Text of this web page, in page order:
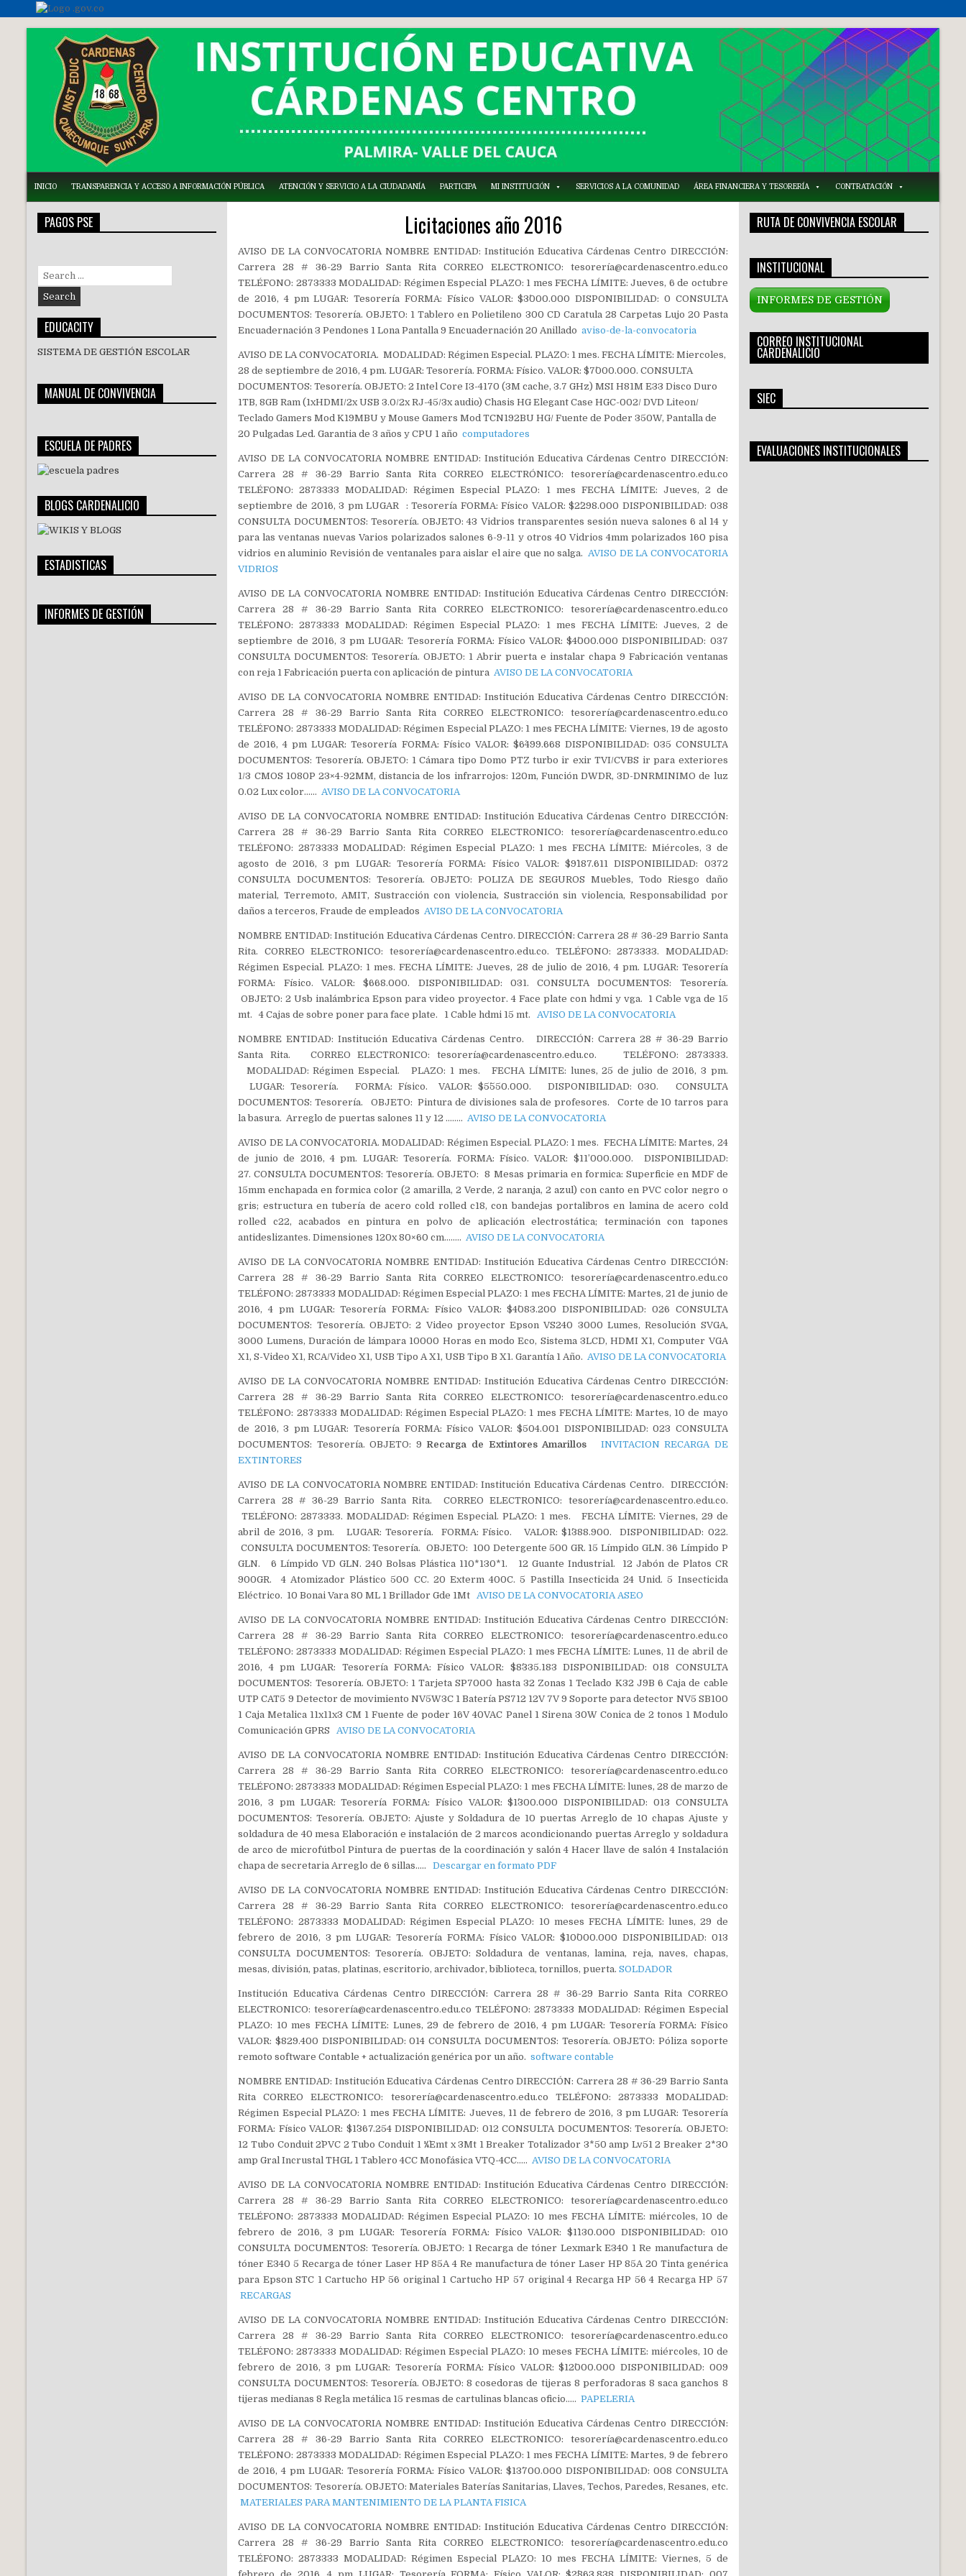
INICIO TRANSPARENCIA Y ACCESO A INFORMACIÓN PÚBLICA ATENCIÓN Y SERVICIO A LA CIUDADANÍA PARTICIPA MI INSTITUCIÓN SERVICIOS A LA COMUNIDAD ÁREA FINANCIERA Y TESORERÍA CONTRATACIÓN
Licitaciones año 2016
AVISO DE LA CONVOCATORIA NOMBRE ENTIDAD: Institución Educativa Cárdenas Centro DIRECCIÓN:
Carrera 28 # 36-29 Barrio Santa Rita CORREO ELECTRONICO: tesorería@cardenascentro.edu.co
TELÉFONO: 2873333 MODALIDAD: Régimen Especial PLAZO: 1 mes FECHA LÍMITE: Jueves, 6 de octubre
de 2016, 4 pm LUGAR: Tesorería FORMA: Físico VALOR: $3´000.000 DISPONIBILIDAD: 0 CONSULTA
DOCUMENTOS: Tesorería. OBJETO: 1 Tablero en Polietileno 300 CD Caratula 28 Carpetas Lujo 20 Pasta
Encuadernación 3 Pendones 1 Lona Pantalla 9 Encuadernación 20 Anilladoaviso-de-la-convocatoria
AVISO DE LA CONVOCATORIA. MODALIDAD: Régimen Especial. PLAZO: 1 mes. FECHA LÍMITE: Miercoles,
28 de septiembre de 2016, 4 pm. LUGAR: Tesorería. FORMA: Físico. VALOR: $7´000.000. CONSULTA
DOCUMENTOS: Tesorería. OBJETO: 2 Intel Core I3-4170 (3M cache, 3.7 GHz) MSI H81M E33 Disco Duro
1TB, 8GB Ram (1xHDMI/2x USB 3.0/2x RJ-45/3x audio) Chasis HG Elegant Case HGC-002/ DVD Liteon/
Teclado Gamers Mod K19MBU y Mouse Gamers Mod TCN192BU HG/ Fuente de Poder 350W, Pantalla de
20 Pulgadas Led. Garantia de 3 años y CPU 1 añocomputadores
AVISO DE LA CONVOCATORIA NOMBRE ENTIDAD: Institución Educativa Cárdenas Centro DIRECCIÓN:
Carrera 28 # 36-29 Barrio Santa Rita CORREO ELECTRÓNICO: tesorería@cardenascentro.edu.co
TELÉFONO: 2873333 MODALIDAD: Régimen Especial PLAZO: 1 mes FECHA LÍMITE: Jueves, 2 de
septiembre de 2016, 3 pm LUGAR : Tesorería FORMA: Físico VALOR: $2´298.000 DISPONIBILIDAD: 038
CONSULTA DOCUMENTOS: Tesorería. OBJETO: 43 Vidrios transparentes sesión nueva salones 6 al 14 y
para las ventanas nuevas Varios polarizados salones 6-9-11 y otros 40 Vidrios 4mm polarizados 160 pisa
vidrios en aluminio Revisión de ventanales para aislar el aire que no salga.AVISO DE LA CONVOCATORIA
VIDRIOS
AVISO DE LA CONVOCATORIA NOMBRE ENTIDAD: Institución Educativa Cárdenas Centro DIRECCIÓN:
Carrera 28 # 36-29 Barrio Santa Rita CORREO ELECTRONICO: tesorería@cardenascentro.edu.co
TELÉFONO: 2873333 MODALIDAD: Régimen Especial PLAZO: 1 mes FECHA LÍMITE: Jueves, 2 de
septiembre de 2016, 3 pm LUGAR: Tesorería FORMA: Físico VALOR: $4´000.000 DISPONIBILIDAD: 037
CONSULTA DOCUMENTOS: Tesorería. OBJETO: 1 Abrir puerta e instalar chapa 9 Fabricación ventanas
con reja 1 Fabricación puerta con aplicación de pinturaAVISO DE LA CONVOCATORIA
AVISO DE LA CONVOCATORIA NOMBRE ENTIDAD: Institución Educativa Cárdenas Centro DIRECCIÓN:
Carrera 28 # 36-29 Barrio Santa Rita CORREO ELECTRONICO: tesorería@cardenascentro.edu.co
TELÉFONO: 2873333 MODALIDAD: Régimen Especial PLAZO: 1 mes FECHA LÍMITE: Viernes, 19 de agosto
de 2016, 4 pm LUGAR: Tesorería FORMA: Físico VALOR: $6´499.668 DISPONIBILIDAD: 035 CONSULTA
DOCUMENTOS: Tesorería. OBJETO: 1 Cámara tipo Domo PTZ turbo ir exir TVI/CVBS ir para exteriores
1/3 CMOS 1080P 23×4-92MM, distancia de los infrarrojos: 120m, Función DWDR, 3D-DNRMINIMO de luz
0.02 Lux color……AVISO DE LA CONVOCATORIA
AVISO DE LA CONVOCATORIA NOMBRE ENTIDAD: Institución Educativa Cárdenas Centro DIRECCIÓN:
Carrera 28 # 36-29 Barrio Santa Rita CORREO ELECTRONICO: tesorería@cardenascentro.edu.co
TELÉFONO: 2873333 MODALIDAD: Régimen Especial PLAZO: 1 mes FECHA LÍMITE: Miércoles, 3 de
agosto de 2016, 3 pm LUGAR: Tesorería FORMA: Físico VALOR: $9´187.611 DISPONIBILIDAD: 0372
CONSULTA DOCUMENTOS: Tesorería. OBJETO: POLIZA DE SEGUROS Muebles, Todo Riesgo daño
material, Terremoto, AMIT, Sustracción con violencia, Sustracción sin violencia, Responsabilidad por
daños a terceros, Fraude de empleadosAVISO DE LA CONVOCATORIA
NOMBRE ENTIDAD: Institución Educativa Cárdenas Centro. DIRECCIÓN: Carrera 28 # 36-29 Barrio Santa
Rita. CORREO ELECTRONICO: tesorería@cardenascentro.edu.co. TELÉFONO: 2873333. MODALIDAD:
Régimen Especial. PLAZO: 1 mes. FECHA LÍMITE: Jueves, 28 de julio de 2016, 4 pm. LUGAR: Tesorería
FORMA: Físico. VALOR: $668.000. DISPONIBILIDAD: 031. CONSULTA DOCUMENTOS: Tesorería.
OBJETO: 2 Usb inalámbrica Epson para video proyector. 4 Face plate con hdmi y vga. 1 Cable vga de 15
mt. 4 Cajas de sobre poner para face plate. 1 Cable hdmi 15 mt.AVISO DE LA CONVOCATORIA
NOMBRE ENTIDAD: Institución Educativa Cárdenas Centro. DIRECCIÓN: Carrera 28 # 36-29 Barrio
Santa Rita. CORREO ELECTRONICO: tesorería@cardenascentro.edu.co. TELÉFONO: 2873333.
MODALIDAD: Régimen Especial. PLAZO: 1 mes. FECHA LÍMITE: lunes, 25 de julio de 2016, 3 pm.
LUGAR: Tesorería. FORMA: Físico. VALOR: $5´550.000. DISPONIBILIDAD: 030. CONSULTA
DOCUMENTOS: Tesorería. OBJETO: Pintura de divisiones sala de profesores. Corte de 10 tarros para
la basura. Arreglo de puertas salones 11 y 12 ……..AVISO DE LA CONVOCATORIA
AVISO DE LA CONVOCATORIA. MODALIDAD: Régimen Especial. PLAZO: 1 mes. FECHA LÍMITE: Martes, 24
de junio de 2016, 4 pm. LUGAR: Tesorería. FORMA: Físico. VALOR: $11’000.000. DISPONIBILIDAD:
27. CONSULTA DOCUMENTOS: Tesorería. OBJETO: 8 Mesas primaria en formica: Superficie en MDF de
15mm enchapada en formica color (2 amarilla, 2 Verde, 2 naranja, 2 azul) con canto en PVC color negro o
gris; estructura en tubería de acero cold rolled c18, con bandejas portalibros en lamina de acero cold
rolled c22, acabados en pintura en polvo de aplicación electrostática; terminación con tapones
antideslizantes. Dimensiones 120x 80×60 cm……..AVISO DE LA CONVOCATORIA
AVISO DE LA CONVOCATORIA NOMBRE ENTIDAD: Institución Educativa Cárdenas Centro DIRECCIÓN:
Carrera 28 # 36-29 Barrio Santa Rita CORREO ELECTRONICO: tesorería@cardenascentro.edu.co
TELÉFONO: 2873333 MODALIDAD: Régimen Especial PLAZO: 1 mes FECHA LÍMITE: Martes, 21 de junio de
2016, 4 pm LUGAR: Tesorería FORMA: Físico VALOR: $4´083.200 DISPONIBILIDAD: 026 CONSULTA
DOCUMENTOS: Tesorería. OBJETO: 2 Video proyector Epson VS240 3000 Lumes, Resolución SVGA,
3000 Lumens, Duración de lámpara 10000 Horas en modo Eco, Sistema 3LCD, HDMI X1, Computer VGA
X1, S-Video X1, RCA/Video X1, USB Tipo A X1, USB Tipo B X1. Garantía 1 Año.AVISO DE LA CONVOCATORIA
AVISO DE LA CONVOCATORIA NOMBRE ENTIDAD: Institución Educativa Cárdenas Centro DIRECCIÓN:
Carrera 28 # 36-29 Barrio Santa Rita CORREO ELECTRONICO: tesorería@cardenascentro.edu.co
TELÉFONO: 2873333 MODALIDAD: Régimen Especial PLAZO: 1 mes FECHA LÍMITE: Martes, 10 de mayo
de 2016, 3 pm LUGAR: Tesorería FORMA: Físico VALOR: $504.001 DISPONIBILIDAD: 023 CONSULTA
DOCUMENTOS: Tesorería. OBJETO: 9 Recarga de Extintores Amarillos INVITACION RECARGA DE
EXTINTORES
AVISO DE LA CONVOCATORIA NOMBRE ENTIDAD: Institución Educativa Cárdenas Centro. DIRECCIÓN:
Carrera 28 # 36-29 Barrio Santa Rita. CORREO ELECTRONICO: tesorería@cardenascentro.edu.co.
TELÉFONO: 2873333. MODALIDAD: Régimen Especial. PLAZO: 1 mes. FECHA LÍMITE: Viernes, 29 de
abril de 2016, 3 pm. LUGAR: Tesorería. FORMA: Físico. VALOR: $1´388.900. DISPONIBILIDAD: 022.
CONSULTA DOCUMENTOS: Tesorería. OBJETO: 100 Detergente 500 GR. 15 Límpido GLN. 36 Límpido P
GLN. 6 Límpido VD GLN. 240 Bolsas Plástica 110*130*1. 12 Guante Industrial. 12 Jabón de Platos CR
900GR. 4 Atomizador Plástico 500 CC. 20 Exterm 400C. 5 Pastilla Insecticida 24 Unid. 5 Insecticida
Eléctrico. 10 Bonai Vara 80 ML 1 Brillador Gde 1MtAVISO DE LA CONVOCATORIA ASEO
AVISO DE LA CONVOCATORIA NOMBRE ENTIDAD: Institución Educativa Cárdenas Centro DIRECCIÓN:
Carrera 28 # 36-29 Barrio Santa Rita CORREO ELECTRONICO: tesorería@cardenascentro.edu.co
TELÉFONO: 2873333 MODALIDAD: Régimen Especial PLAZO: 1 mes FECHA LÍMITE: Lunes, 11 de abril de
2016, 4 pm LUGAR: Tesorería FORMA: Físico VALOR: $8´335.183 DISPONIBILIDAD: 018 CONSULTA
DOCUMENTOS: Tesorería. OBJETO: 1 Tarjeta SP7000 hasta 32 Zonas 1 Teclado K32 J9B 6 Caja de cable
UTP CAT5 9 Detector de movimiento NV5W3C 1 Batería PS712 12V 7V 9 Soporte para detector NV5 SB100
1 Caja Metalica 11x11x3 CM 1 Fuente de poder 16V 40VAC Panel 1 Sirena 30W Conica de 2 tonos 1 Modulo
Comunicación GPRSAVISO DE LA CONVOCATORIA
AVISO DE LA CONVOCATORIA NOMBRE ENTIDAD: Institución Educativa Cárdenas Centro DIRECCIÓN:
Carrera 28 # 36-29 Barrio Santa Rita CORREO ELECTRONICO: tesorería@cardenascentro.edu.co
TELÉFONO: 2873333 MODALIDAD: Régimen Especial PLAZO: 1 mes FECHA LÍMITE: lunes, 28 de marzo de
2016, 3 pm LUGAR: Tesorería FORMA: Físico VALOR: $1´300.000 DISPONIBILIDAD: 013 CONSULTA
DOCUMENTOS: Tesorería. OBJETO: Ajuste y Soldadura de 10 puertas Arreglo de 10 chapas Ajuste y
soldadura de 40 mesa Elaboración e instalación de 2 marcos acondicionando puertas Arreglo y soldadura
de arco de microfútbol Pintura de puertas de la coordinación y salón 4 Hacer llave de salón 4 Instalación
chapa de secretaria Arreglo de 6 sillas…..Descargar en formato PDF
AVISO DE LA CONVOCATORIA NOMBRE ENTIDAD: Institución Educativa Cárdenas Centro DIRECCIÓN:
Carrera 28 # 36-29 Barrio Santa Rita CORREO ELECTRONICO: tesorería@cardenascentro.edu.co
TELÉFONO: 2873333 MODALIDAD: Régimen Especial PLAZO: 10 meses FECHA LÍMITE: lunes, 29 de
febrero de 2016, 3 pm LUGAR: Tesorería FORMA: Físico VALOR: $10´000.000 DISPONIBILIDAD: 013
CONSULTA DOCUMENTOS: Tesorería. OBJETO: Soldadura de ventanas, lamina, reja, naves, chapas,
mesas, división, patas, platinas, escritorio, archivador, biblioteca, tornillos, puerta.SOLDADOR
Institución Educativa Cárdenas Centro DIRECCIÓN: Carrera 28 # 36-29 Barrio Santa Rita CORREO
ELECTRONICO: tesorería@cardenascentro.edu.co TELÉFONO: 2873333 MODALIDAD: Régimen Especial
PLAZO: 10 mes FECHA LÍMITE: Lunes, 29 de febrero de 2016, 4 pm LUGAR: Tesorería FORMA: Físico
VALOR: $829.400 DISPONIBILIDAD: 014 CONSULTA DOCUMENTOS: Tesorería. OBJETO: Póliza soporte
remoto software Contable + actualización genérica por un año.software contable
NOMBRE ENTIDAD: Institución Educativa Cárdenas Centro DIRECCIÓN: Carrera 28 # 36-29 Barrio Santa
Rita CORREO ELECTRONICO: tesorería@cardenascentro.edu.co TELÉFONO: 2873333 MODALIDAD:
Régimen Especial PLAZO: 1 mes FECHA LÍMITE: Jueves, 11 de febrero de 2016, 3 pm LUGAR: Tesorería
FORMA: Físico VALOR: $1´367.254 DISPONIBILIDAD: 012 CONSULTA DOCUMENTOS: Tesorería. OBJETO:
12 Tubo Conduit 2`PVC 2 Tubo Conduit 1 ¼`Emt x 3Mt 1 Breaker Totalizador 3*50 amp Lv51 2 Breaker 2*30
amp Gral Incrustal THGL 1 Tablero 4CC Monofásica VTQ-4CC…..AVISO DE LA CONVOCATORIA
AVISO DE LA CONVOCATORIA NOMBRE ENTIDAD: Institución Educativa Cárdenas Centro DIRECCIÓN:
Carrera 28 # 36-29 Barrio Santa Rita CORREO ELECTRONICO: tesorería@cardenascentro.edu.co
TELÉFONO: 2873333 MODALIDAD: Régimen Especial PLAZO: 10 mes FECHA LÍMITE: miércoles, 10 de
febrero de 2016, 3 pm LUGAR: Tesorería FORMA: Físico VALOR: $1´130.000 DISPONIBILIDAD: 010
CONSULTA DOCUMENTOS: Tesorería. OBJETO: 1 Recarga de tóner Lexmark E340 1 Re manufactura de
tóner E340 5 Recarga de tóner Laser HP 85A 4 Re manufactura de tóner Laser HP 85A 20 Tinta genérica
para Epson STC 1 Cartucho HP 56 original 1 Cartucho HP 57 original 4 Recarga HP 56 4 Recarga HP 57
RECARGAS
AVISO DE LA CONVOCATORIA NOMBRE ENTIDAD: Institución Educativa Cárdenas Centro DIRECCIÓN:
Carrera 28 # 36-29 Barrio Santa Rita CORREO ELECTRONICO: tesorería@cardenascentro.edu.co
TELÉFONO: 2873333 MODALIDAD: Régimen Especial PLAZO: 10 meses FECHA LÍMITE: miércoles, 10 de
febrero de 2016, 3 pm LUGAR: Tesorería FORMA: Físico VALOR: $12´000.000 DISPONIBILIDAD: 009
CONSULTA DOCUMENTOS: Tesorería. OBJETO: 8 cosedoras de tijeras 8 perforadoras 8 saca ganchos 8
tijeras medianas 8 Regla metálica 15 resmas de cartulinas blancas oficio…..PAPELERIA
AVISO DE LA CONVOCATORIA NOMBRE ENTIDAD: Institución Educativa Cárdenas Centro DIRECCIÓN:
Carrera 28 # 36-29 Barrio Santa Rita CORREO ELECTRONICO: tesorería@cardenascentro.edu.co
TELÉFONO: 2873333 MODALIDAD: Régimen Especial PLAZO: 1 mes FECHA LÍMITE: Martes, 9 de febrero
de 2016, 4 pm LUGAR: Tesorería FORMA: Físico VALOR: $13´700.000 DISPONIBILIDAD: 008 CONSULTA
DOCUMENTOS: Tesorería. OBJETO: Materiales Baterías Sanitarias, Llaves, Techos, Paredes, Resanes, etc.
MATERIALES PARA MANTENIMIENTO DE LA PLANTA FISICA
AVISO DE LA CONVOCATORIA NOMBRE ENTIDAD: Institución Educativa Cárdenas Centro DIRECCIÓN:
Carrera 28 # 36-29 Barrio Santa Rita CORREO ELECTRONICO: tesorería@cardenascentro.edu.co
TELÉFONO: 2873333 MODALIDAD: Régimen Especial PLAZO: 10 mes FECHA LÍMITE: Viernes, 5 de
PAGOS PSE
Search
for:
EDUCACITY
SISTEMA DE GESTIÓN ESCOLAR
MANUAL DE CONVIVENCIA
ESCUELA DE PADRES
BLOGS CARDENALICIO
ESTADISTICAS
INFORMES DE GESTIÓN
RUTA DE CONVIVENCIA ESCOLAR
INSTITUCIONAL
INFORMES DE GESTIÓN
CORREO INSTITUCIONAL
CARDENALICIO
SIEC
EVALUACIONES INSTITUCIONALES